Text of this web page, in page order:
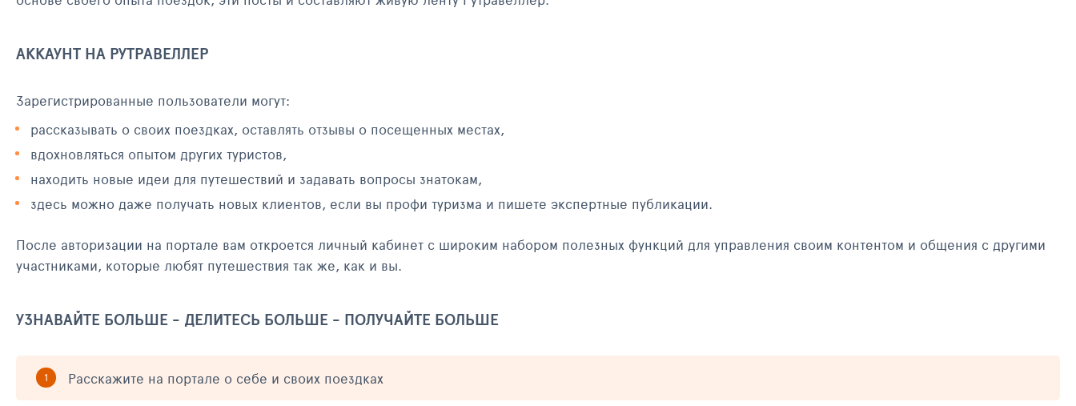
АККАУНТ НА РУТРАВЕЛЛЕР
Зарегистрированные пользователи могут:
рассказывать о своих поездках, оставлять отзывы о посещенных местах,
вдохновляться опытом других туристов,
находить новые идеи для путешествий и задавать вопросы знатокам,
здесь можно даже получать новых клиентов, если вы профи туризма и пишете экспертные публикации.
После авторизации на портале вам откроется личный кабинет с широким набором полезных функций для управления своим контентом и общения с другими
участниками, которые любят путешествия так же, как и вы.
УЗНАВАЙТЕ БОЛЬШЕ - ДЕЛИТЕСЬ БОЛЬШЕ - ПОЛУЧАЙТЕ БОЛЬШЕ
Расскажите на портале о себе и своих поездках